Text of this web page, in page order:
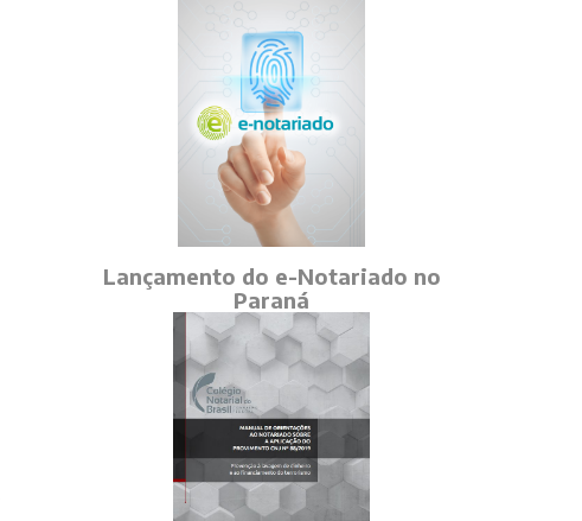
Lançamento do e-Notariado no
Paraná